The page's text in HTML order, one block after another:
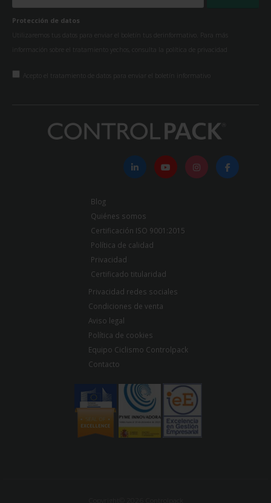
Protección de datos
Utilizaremos tus datos para enviar el boletín tus derinformativo. Para más
información sobre el tratamiento yechos, consulta la política de privacidad
Acepto el tratamiento de datos para enviar el boletín informativo
Blog
Quiénes somos
Certificación ISO 9001:2015
Política de calidad
Privacidad
Certificado titularidad
Privacidad redes sociales
Condiciones de venta
Aviso legal
Política de cookies
Equipo Ciclismo Controlpack
Contacto